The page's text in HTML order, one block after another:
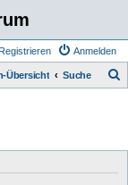
Anmelden
Registrieren
Übersicht Suche